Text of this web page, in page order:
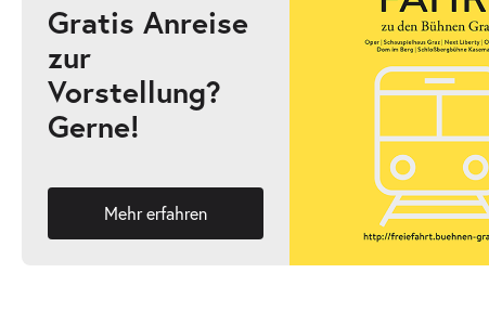
Gratis Anreise
zur
Vorstellung?
Gerne!
Mehr erfahren